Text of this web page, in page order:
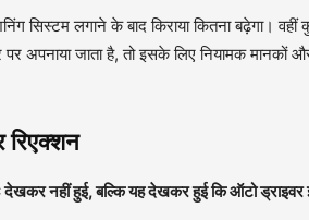
सिस्टम लगाने के बाद किराया कितना बढ़ेगा।
अपनाया जाता है, तो इसके लिए नियामक मानकों और
रिएक्शन
नहीं हुई, बल्कि यह देखकर हुई कि ऑटो ड्राइवर